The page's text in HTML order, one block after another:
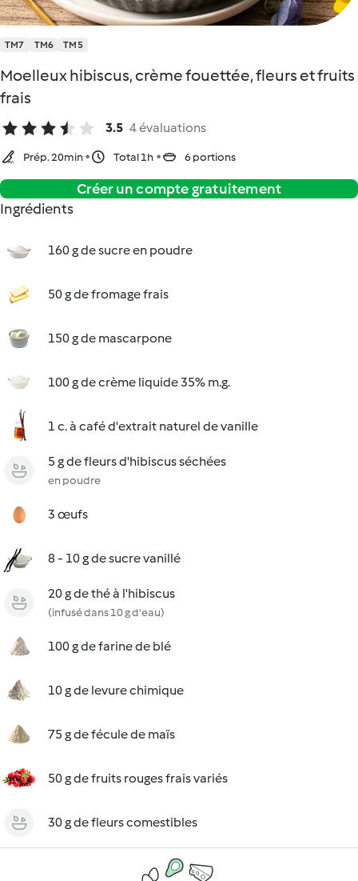
TM7 TM6 TM5
Moelleux hibiscus, crème fouettée, fleurs et fruits
frais
3.5 4 évaluations
Prép. 20min Total 1h 6 portions
Créer un compte gratuitement
Ingrédients
160 g de sucre en poudre
50 g de fromage frais
150 g de mascarpone
100 g de crème liquide 35% m.g.
1 c. à café d'extrait naturel de vanille
5 g de fleurs d'hibiscus séchées
en poudre
3 œufs
8 - 10 g de sucre vanillé
20 g de thé à l'hibiscus
(infusé dans 10 g d'eau)
100 g de farine de blé
10 g de levure chimique
75 g de fécule de maïs
50 g de fruits rouges frais variés
30 g de fleurs comestibles